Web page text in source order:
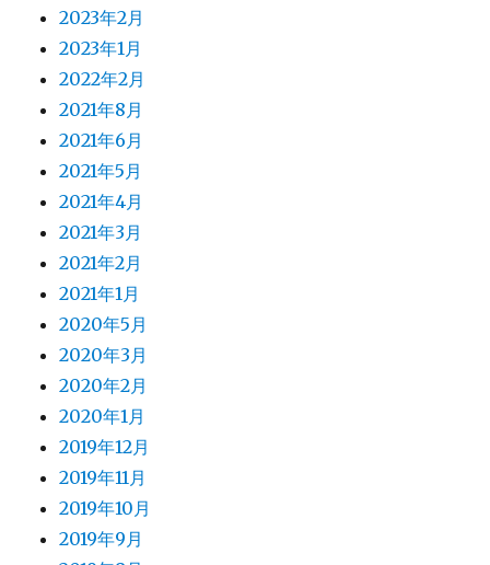
2023年2月
2023年1月
2022年2月
2021年8月
2021年6月
2021年5月
2021年4月
2021年3月
2021年2月
2021年1月
2020年5月
2020年3月
2020年2月
2020年1月
2019年12月
2019年11月
2019年10月
2019年9月